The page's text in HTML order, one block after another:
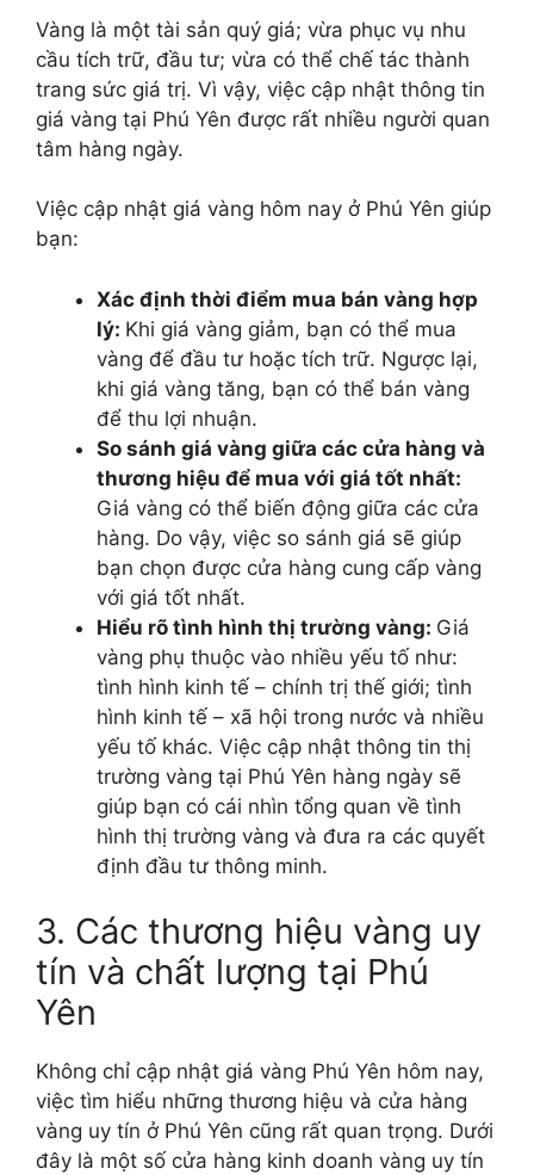
Vàng là một tài sản quý giá; vừa phục vụ nhu
cầu tích trữ, đầu tư; vừa có thể chế tác thành
trang sức giá trị. Vì vậy, việc cập nhật thông tin
giá vàng tại Phú Yên được rất nhiều người quan
tâm hàng ngày.
Việc cập nhật giá vàng hôm nay ở Phú Yên giúp
bạn:
Xác định thời điểm mua bán vàng hợp
lý: Khi giá vàng giảm, bạn có thể mua
vàng để đầu tư hoặc tích trữ. Ngược lại,
khi giá vàng tăng, bạn có thể bán vàng
để thu lợi nhuận.
So sánh giá vàng giữa các cửa hàng và
thương hiệu để mua với giá tốt nhất:
Giá vàng có thể biến động giữa các cửa
hàng. Do vậy, việc so sánh giá sẽ giúp
bạn chọn được cửa hàng cung cấp vàng
với giá tốt nhất.
Hiểu rõ tình hình thị trường vàng: Giá
vàng phụ thuộc vào nhiều yếu tố như:
tình hình kinh tế – chính trị thế giới; tình
hình kinh tế – xã hội trong nước và nhiều
yếu tố khác. Việc cập nhật thông tin thị
trường vàng tại Phú Yên hàng ngày sẽ
giúp bạn có cái nhìn tổng quan về tình
hình thị trường vàng và đưa ra các quyết
định đầu tư thông minh.
3. Các thương hiệu vàng uy
tín và chất lượng tại Phú
Yên
Không chỉ cập nhật giá vàng Phú Yên hôm nay,
việc tìm hiểu những thương hiệu và cửa hàng
vàng uy tín ở Phú Yên cũng rất quan trọng. Dưới
đây là một số cửa hàng kinh doanh vàng uy tín